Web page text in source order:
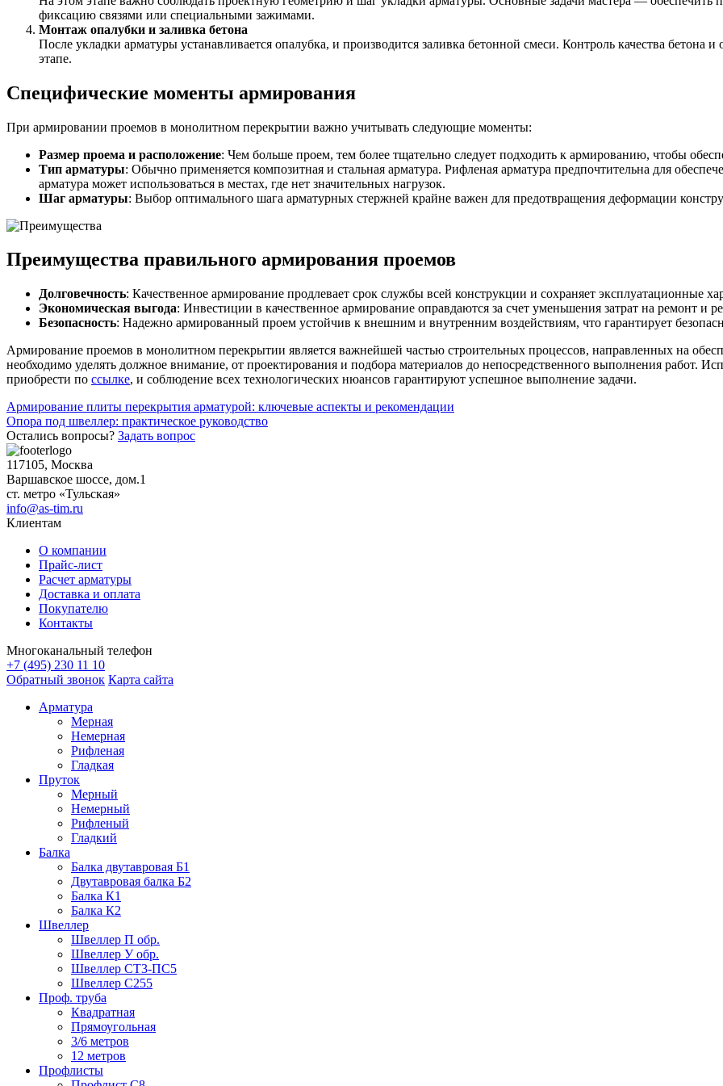
Фитинги резьбовые латунные
Фитинги резьбовые стальные
Фитинги резьбовые чугунные
БУ металл
фиксацию связями или специальными зажимами.
Монтаж опалубки и заливка бетона
После укладки арматуры устанавливается опалубка, и производится заливка бетонной смеси. Контроль качества
этапе.
Специфические моменты армирования
При армировании проемов в монолитном перекрытии важно учитывать следующие моменты:
Размер проема и расположение: Чем больше проем, тем более тщательно следует подходить к армированию, чтобы
Тип арматуры: Обычно применяется композитная и стальная арматура. Рифленая арматура предпочтительна для
арматура может использоваться в местах, где нет значительных нагрузок.
Шаг арматуры: Выбор оптимального шага арматурных стержней крайне важен для предотвращения деформации
Преимущества правильного армирования проемов
Долговечность: Качественное армирование продлевает срок службы всей конструкции и сохраняет эксплуатационные
Экономическая выгода: Инвестиции в качественное армирование оправдаются за счет уменьшения затрат на ремонт и
Безопасность: Надежно армированный проем устойчив к внешним и внутренним воздействиям, что гарантирует
Армирование проемов в монолитном перекрытии является важнейшей частью строительных процессов, направленных на
необходимо уделять должное внимание, от проектирования и подбора материалов до непосредственного выполнения работ.
приобрести по ссылке, и соблюдение всех технологических нюансов гарантируют успешное выполнение задачи.
Навигация
по
записям
Армирование плиты перекрытия арматурой: ключевые аспекты и рекомендации
Опора под швеллер: практическое руководство
Остались вопросы? Задать вопрос
117105, Москва
Варшавское шоссе, дом.1
ст. метро «Тульская»
info@as-tim.ru
Клиентам
О компании
Прайс-лист
Расчет арматуры
Доставка и оплата
Покупателю
Контакты
Многоканальный телефон
+7 (495) 230 11 10
Обратный звонок Карта сайта
Арматура
Мерная
Немерная
Рифленая
Гладкая
Пруток
Мерный
Немерный
Рифленый
Гладкий
Балка
Балка двутавровая Б1
Двутавровая балка Б2
Балка К1
Балка К2
Швеллер
Швеллер П обр.
Швеллер У обр.
Швеллер СТ3-ПС5
Швеллер С255
Проф. труба
Квадратная
Прямоугольная
3/6 метров
12 метров
Профлисты